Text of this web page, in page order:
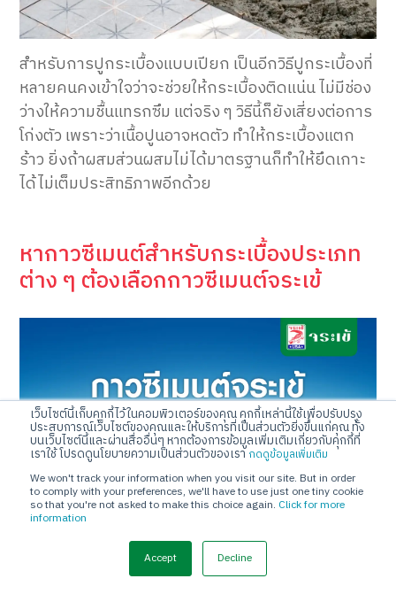
เว็บไซต์นี้เก็บคุกกี้ไว้ในคอมพิวเตอร์ของคุณ คุกกี้เหล่านี้ใช้เพื่อปรับปรุง
ประสบการณ์เว็บไซต์ของคุณและให้บริการที่เป็นส่วนตัวยิ่งขึ้นแก่คุณ ทั้ง
บนเว็บไซต์นี้และผ่านสื่ออื่นๆ หากต้องการข้อมูลเพิ่มเติมเกี่ยวกับคุกกี้ที่
เราใช้ โปรดดูนโยบายความเป็นส่วนตัวของเรากดดูข้อมูลเพิ่มเติม
We won't track your information when you visit our site. But in order
to comply with your preferences, we'll have to use just one tiny cookie
so that you're not asked to make this choice again. Click for more
information
Accept Decline
สำหรับการปูกระเบื้องแบบเปียก เป็นอีกวิธีปูกระเบื้องที่
หลายคนคงเข้าใจว่าจะช่วยให้กระเบื้องติดแน่น ไม่มีช่อง
ว่างให้ความชื้นแทรกซึม แต่จริง ๆ วิธีนี้ก็ยังเสี่ยงต่อการ
โก่งตัว เพราะว่าเนื้อปูนอาจหดตัว ทำให้กระเบื้องแตก
ร้าว ยิ่งถ้าผสมส่วนผสมไม่ได้มาตรฐานก็ทำให้ยึดเกาะ
ได้ไม่เต็มประสิทธิภาพอีกด้วย
หากาวซีเมนต์สำหรับกระเบื้องประเภท
ต่าง ๆ ต้องเลือกกาวซีเมนต์จระเข้